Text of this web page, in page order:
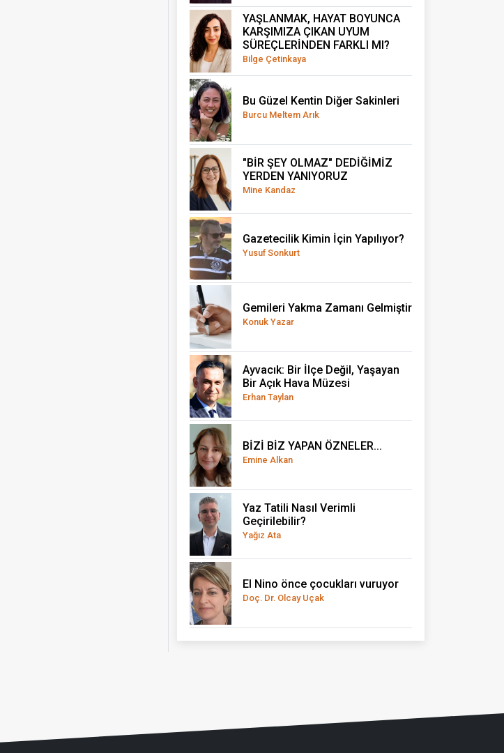
YAŞLANMAK, HAYAT BOYUNCA
KARŞIMIZA ÇIKAN UYUM
SÜREÇLERİNDEN FARKLI MI?
Bilge Çetinkaya
Bu Güzel Kentin Diğer Sakinleri
Burcu Meltem Arık
"BİR ŞEY OLMAZ" DEDİĞİMİZ
YERDEN YANIYORUZ
Mine Kandaz
Gazetecilik Kimin İçin Yapılıyor?
Yusuf Sonkurt
Gemileri Yakma Zamanı Gelmiştir
Konuk Yazar
Ayvacık: Bir İlçe Değil, Yaşayan
Bir Açık Hava Müzesi
Erhan Taylan
BİZİ BİZ YAPAN ÖZNELER...
Emine Alkan
Yaz Tatili Nasıl Verimli
Geçirilebilir?
Yağız Ata
El Nino önce çocukları vuruyor
Doç. Dr. Olcay Uçak